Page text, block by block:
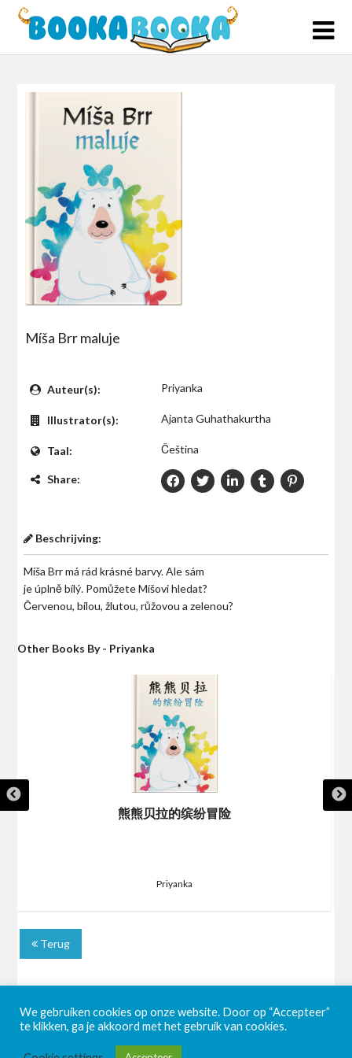
Skip
Míša Brr maluje
Auteur(s): Priyanka
Illustrator(s): Ajanta Guhathakurtha
Taal: Čeština
Share:
Beschrijving:
Míša Brr má rád krásné barvy. Ale sám
je úplně bílý. Pomůžete Míšovi hledat?
Červenou, bílou, žlutou, růžovou a zelenou?
Other Books By - Priyanka
熊熊贝拉的缤纷冒险
Priyanka
Terug
We gebruiken cookies op onze website. Door op “Accepteer”
te klikken, ga je akkoord met het gebruik van cookies.